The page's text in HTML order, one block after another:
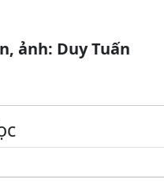
ảnh: Duy Tuấn